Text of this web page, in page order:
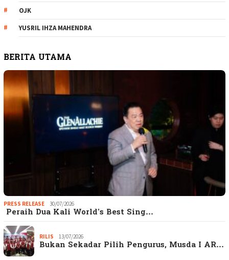
OJK
YUSRIL IHZA MAHENDRA
BERITA UTAMA
PRESS RELEASE 30/07/2026
Peraih Dua Kali World’s Best Sing…
RILIS 13/07/2026
Bukan Sekadar Pilih Pengurus, Musda I AR…